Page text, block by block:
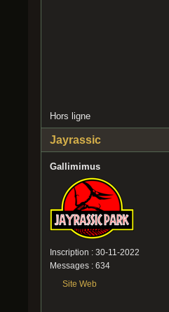
Hors ligne
Jayrassic
Gallimimus
Inscription : 30-11-2022
Messages : 634
Site Web